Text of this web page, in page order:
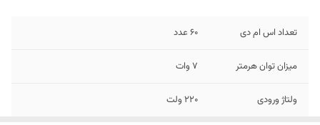
تعداد اس ام دی 60 عدد
میزان توان هرمتر 7 وات
ولتاژ ورودی 220 ولت